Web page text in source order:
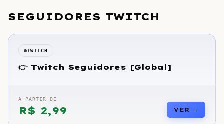
SEGUIDORES TWITCH
TWITCH
👉 Twitch Seguidores [Global]
A PARTIR DE
R$ 2,99 VER →